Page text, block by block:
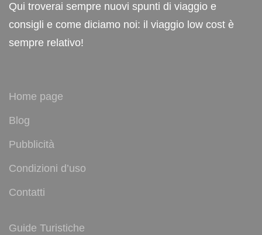
Qui troverai sempre nuovi spunti di viaggio e
consigli e come diciamo noi: il viaggio low cost è
sempre relativo!
Home page
Blog
Pubblicità
Condizioni d’uso
Contatti
Guide Turistiche